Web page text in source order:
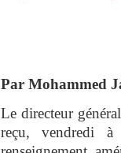
Par Mohammed
Le directeur
reçu, vendredi